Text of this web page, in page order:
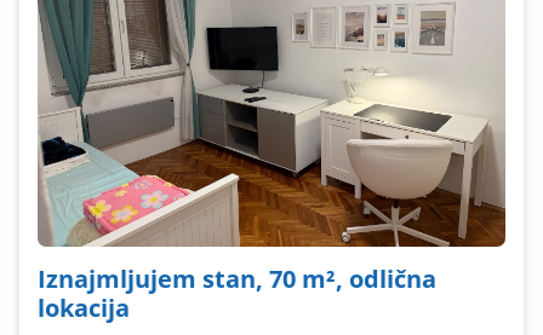
Iznajmljujem stan, 70 m², odlična
lokacija